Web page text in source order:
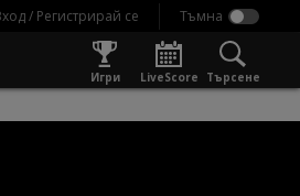
/ Регистрирай се
Игри LiveScore Търсене